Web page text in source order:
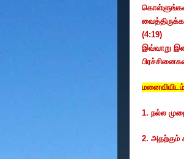
(4:19)
இவ்வாறு
1. நல்ல
2. அதற்கும்